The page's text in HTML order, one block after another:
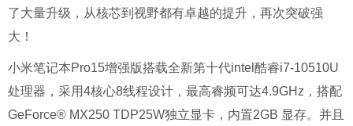
了大量升级，从核芯到视野都有卓越的提升，再次突破强
大！
小米笔记本Pro15增强版搭载全新第十代intel酷睿i7-10510U
处理器，采用4核心8线程设计，最高睿频可达4.9GHz，搭配
GeForce® MX250 TDP25W独立显卡，内置2GB 显存。并且